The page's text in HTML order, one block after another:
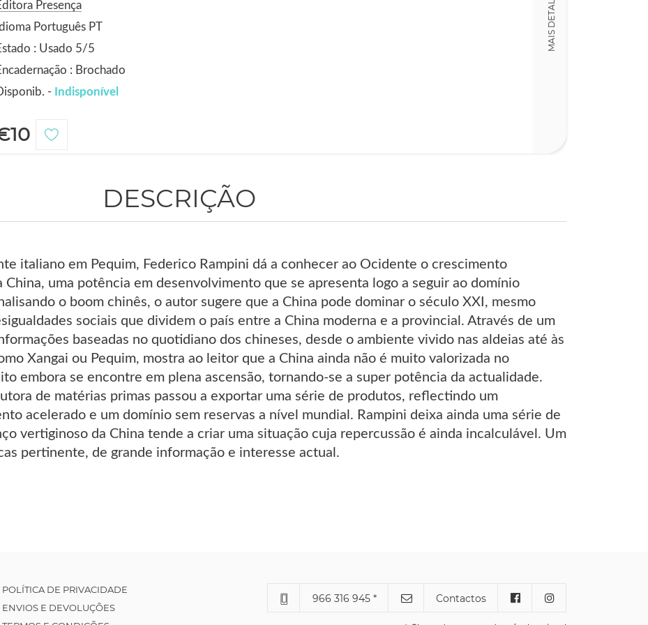
Presença
Português PT
: Usado 5/5
: Brochado
- Indisponível
MAIS DETALHES
DESCRIÇÃO
italiano em Pequim, Federico Rampini dá a conhecer ao Ocidente o crescimento
China, uma potência em desenvolvimento que se apresenta logo a seguir ao domínio
o boom chinês, o autor sugere que a China pode dominar o século XXI, mesmo
sociais que dividem o país entre a China moderna e a provincial. Através de um
baseadas no quotidiano dos chineses, desde o ambiente vivido nas aldeias até às
Xangai ou Pequim, mostra ao leitor que a China ainda não é muito valorizada no
embora se encontre em plena ascensão, tornando-se a super potência da actualidade.
de matérias primas passou a exportar uma série de produtos, reflectindo um
acelerado e um domínio sem reservas a nível mundial. Rampini deixa ainda uma série de
vertiginoso da China tende a criar uma situação cuja repercussão é ainda incalculável. Um
pertinente, de grande informação e interesse actual.
POLÍTICA DE PRIVACIDADE
ENVIOS E DEVOLUÇÕES
966 316 945 * Contactos